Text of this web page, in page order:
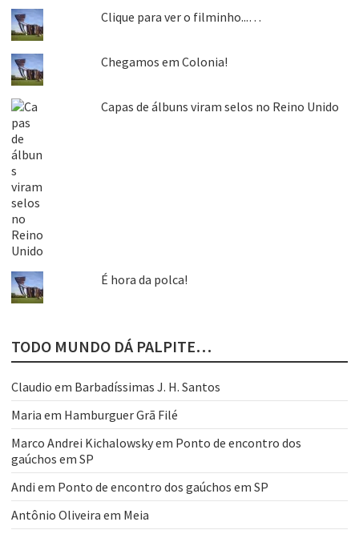
Clique para ver o filminho...…
Chegamos em Colonia!
Capas de álbuns viram selos no Reino Unido
É hora da polca!
TODO MUNDO DÁ PALPITE…
Claudio em Barbadíssimas J. H. Santos
Maria em Hamburguer Grã Filé
Marco Andrei Kichalowskyem Ponto de encontro dos
gaúchos em SP
Andi em Ponto de encontro dos gaúchos em SP
Antônio Oliveira em Meia